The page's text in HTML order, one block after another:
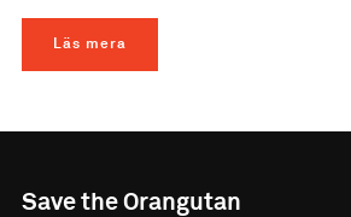
Läs mera
Save the Orangutan